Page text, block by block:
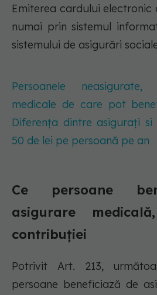
Emiterea cardului electronic
numai prin sistemul
sistemului de asigurări
Persoanele
medicale de care pot
Diferența dintre asigurați si
50 de lei pe persoană pe an
Ce persoane
asigurare
contribuției
Potrivit Art. 213,
persoane beneficiază de